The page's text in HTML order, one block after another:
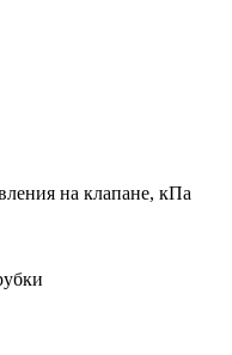
на клапане, кПа